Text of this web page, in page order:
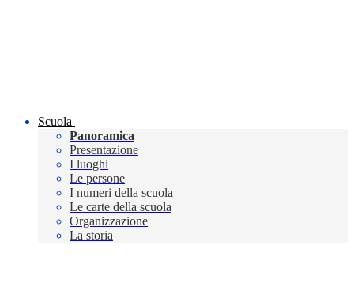
Scuola
Panoramica
Presentazione
I luoghi
Le persone
I numeri della scuola
Le carte della scuola
Organizzazione
La storia